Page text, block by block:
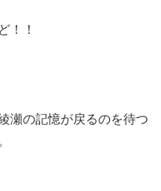
！！
瀬の記憶が戻るのを待つ